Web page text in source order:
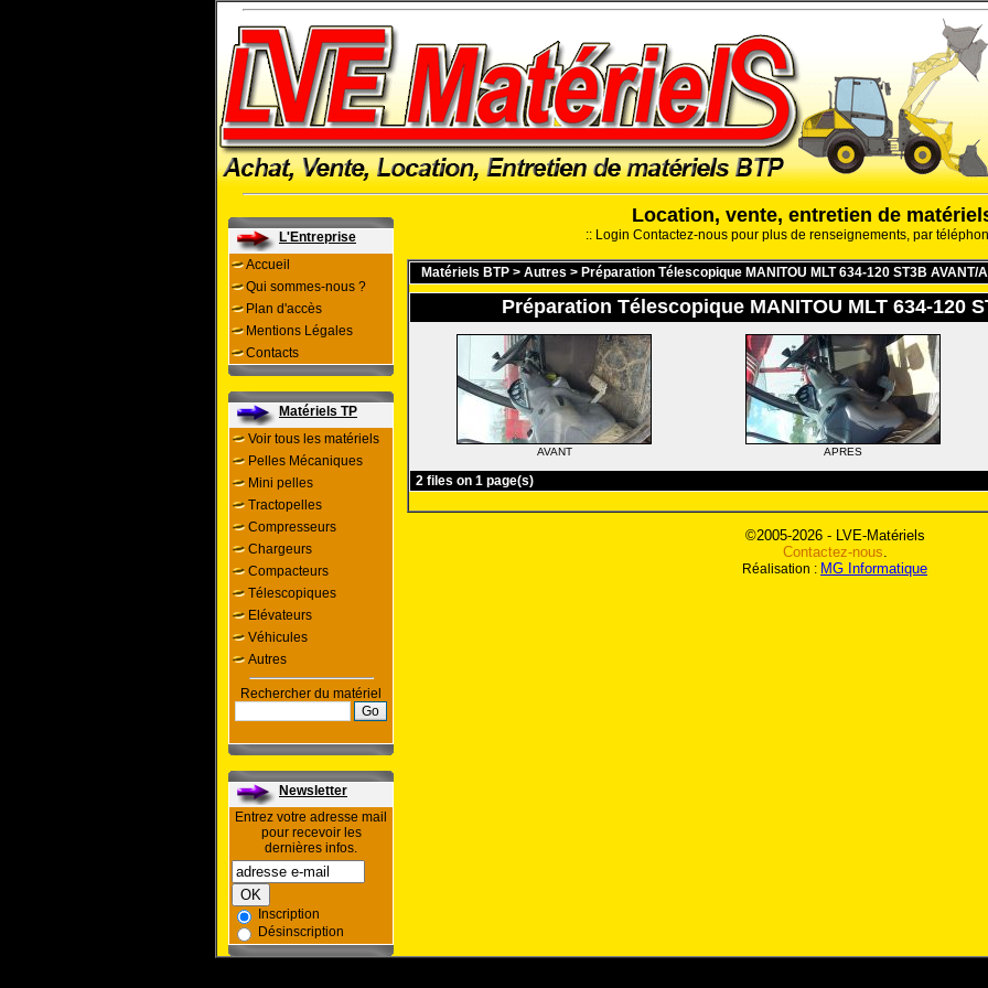
L'Entreprise
Accueil
Qui sommes-nous ?
Plan d'accès
Mentions Légales
Contacts
Matériels TP
Voir tous les matériels
Pelles Mécaniques
Mini pelles
Tractopelles
Compresseurs
Chargeurs
Compacteurs
Télescopiques
Elévateurs
Véhicules
Autres
Rechercher du matériel
Newsletter
Entrez votre adresse mail
pour recevoir les
dernières infos.
Inscription
Désinscription
Location, vente, entretien de
:: Login Contactez-nous pour plus de renseignements, par
Matériels BTP > Autres > Préparation Télescopique MANITOU MLT 634-120 ST3B AVANT/
Préparation Télescopique MANITOU MLT 634-120
AVANT APRES
2 files on 1 page(s)
©2005-2026 - LVE-Matériels
Contactez-nous.
Réalisation : MG Informatique